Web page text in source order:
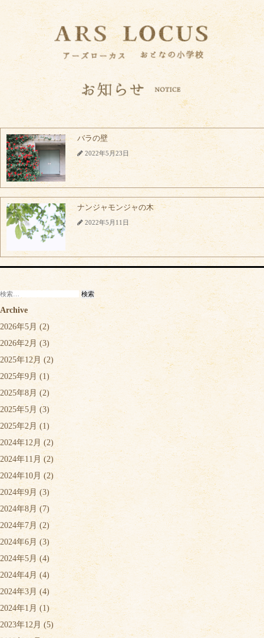
バラの壁
2022年5月23日
ナンジャモンジャの木
2022年5月11日
検
索:
Archive
2026年5月 (2)
2026年2月 (3)
2025年12月 (2)
2025年9月 (1)
2025年8月 (2)
2025年5月 (3)
2025年2月 (1)
2024年12月 (2)
2024年11月 (2)
2024年10月 (2)
2024年9月 (3)
2024年8月(7)
2024年7月 (2)
2024年6月 (3)
2024年5月(4)
2024年4月 (4)
2024年3月 (4)
2024年1月 (1)
2023年12月 (5)